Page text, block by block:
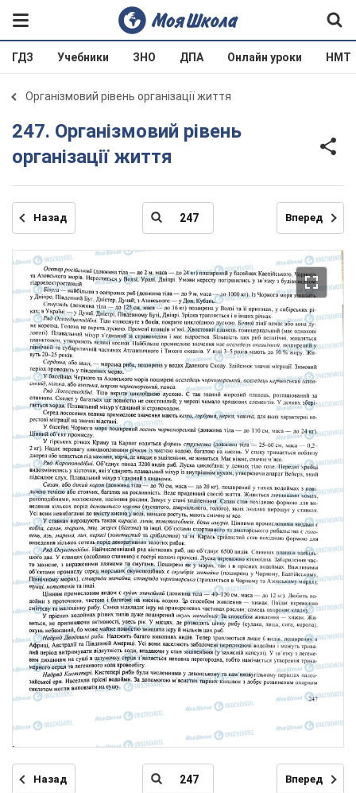
ГДЗ Учебники ЗНО ДПА Онлайн уроки НМТ
Організмовий рівень організації життя
247. Організмовий рівень
організації життя
Назад Вперед
Назад Вперед